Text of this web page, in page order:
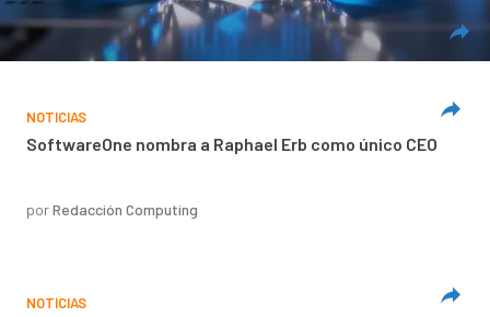
NOTICIAS
SoftwareOne nombra a Raphael Erb como único CEO
porRedacción Computing
NOTICIAS